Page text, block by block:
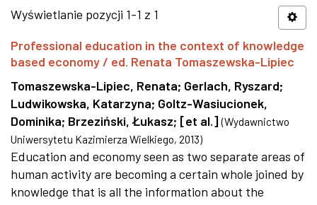
Wyświetlanie pozycji 1-1 z 1
Professional education in the context of knowledge
based economy / ed. Renata Tomaszewska-Lipiec
Tomaszewska-Lipiec, Renata; Gerlach, Ryszard;
Ludwikowska, Katarzyna; Goltz-Wasiucionek,
Dominika; Brzeziński, Łukasz; [et al.] (Wydawnictwo
Uniwersytetu Kazimierza Wielkiego, 2013)
Education and economy seen as two separate areas of
human activity are becoming a certain whole joined by
knowledge that is all the information about the